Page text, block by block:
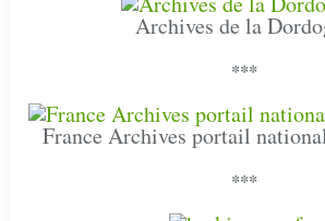
Archives de la
***
France Archives portail
***